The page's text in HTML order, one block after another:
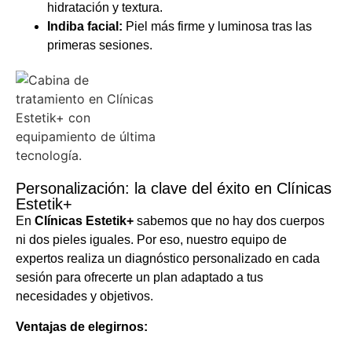
hidratación y textura.
Indiba facial: Piel más firme y luminosa tras las
primeras sesiones.
Personalización: la clave del éxito en Clínicas
Estetik+
En Clínicas Estetik+ sabemos que no hay dos cuerpos
ni dos pieles iguales. Por eso, nuestro equipo de
expertos realiza un diagnóstico personalizado en cada
sesión para ofrecerte un plan adaptado a tus
necesidades y objetivos.
Ventajas de elegirnos: